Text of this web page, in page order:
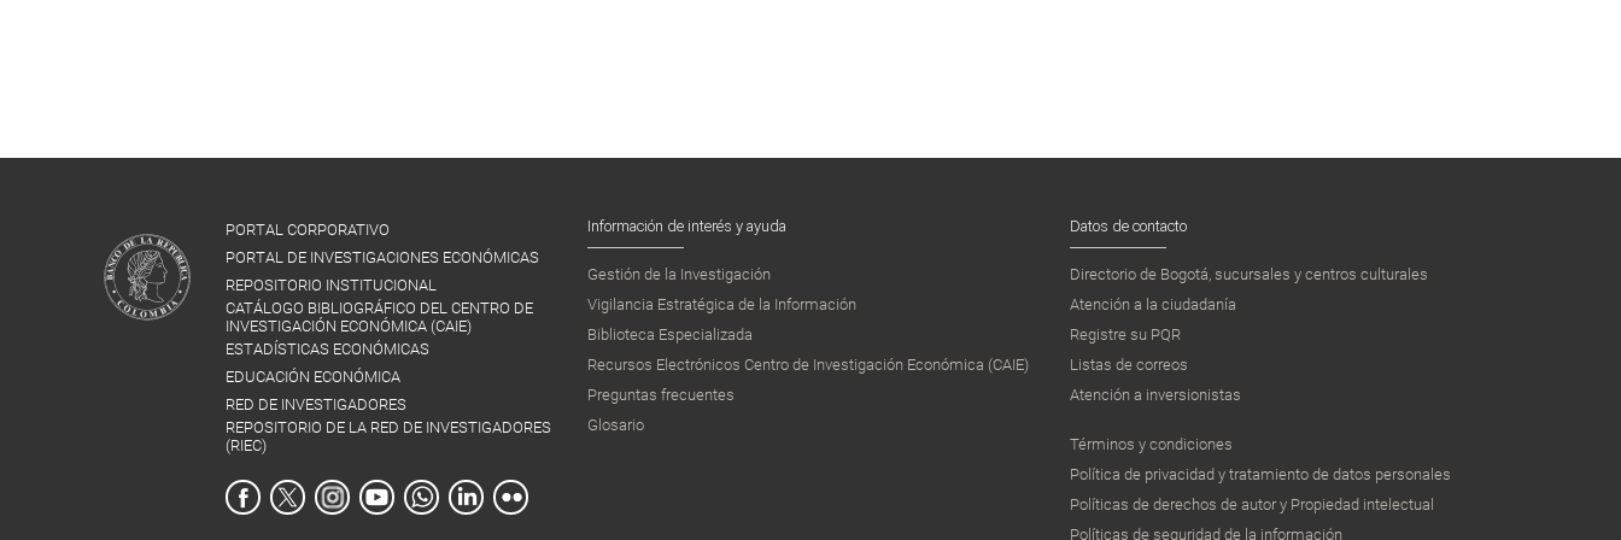
PORTAL CORPORATIVO
PORTAL DE INVESTIGACIONES ECONÓMICAS
REPOSITORIO INSTITUCIONAL
CATÁLOGO BIBLIOGRÁFICO DEL CENTRO DE
INVESTIGACIÓN ECONÓMICA (CAIE)
ESTADÍSTICAS ECONÓMICAS
EDUCACIÓN ECONÓMICA
RED DE INVESTIGADORES
REPOSITORIO DE LA RED DE INVESTIGADORES
(RIEC)
Información de interés y ayuda
Gestión de la Investigación
Vigilancia Estratégica de la Información
Biblioteca Especializada
Recursos Electrónicos Centro de Investigación Económica (CAIE)
Preguntas frecuentes
Glosario
Datos de contacto
Directorio de Bogotá, sucursales y centros culturales
Atención a la ciudadanía
Registre su PQR
Listas de correos
Atención a inversionistas
Términos y condiciones
Política de privacidad y tratamiento de datos personales
Políticas de derechos de autor y Propiedad intelectual
Políticas de seguridad de la información